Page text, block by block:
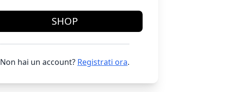
SHOP
Non hai un account? Registrati ora.